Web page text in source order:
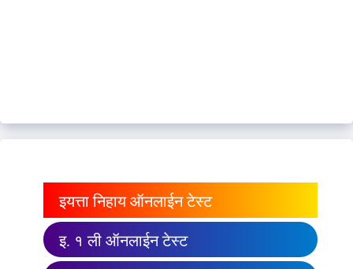
इयत्ता निहाय ऑनलाईन टेस्ट
इ. १ ली ऑनलाईन टेस्ट